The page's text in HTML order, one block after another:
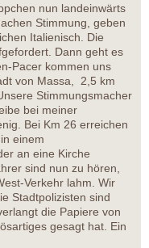
nun landeinwärts
Stimmung, geben
Italienisch. Die
Dann geht es
Pacer kommen uns
von Massa, 2,5 km
Stimmungsmacher
bei meiner
Bei Km 26 erreichen
einem
an eine Kirche
sind nun zu hören,
Verkehr lahm. Wir
Stadtpolizisten sind
die Papiere von
gesagt hat. Ein